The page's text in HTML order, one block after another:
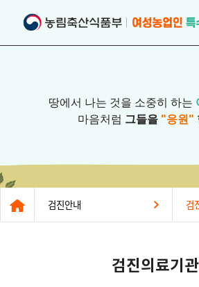
땅에서 나는 것을 소중히 하는
마음처럼 그들을 "응원"
검진안내 검
검진의료기관